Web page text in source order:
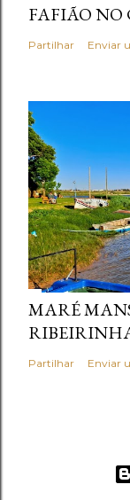
FAFIÃO NO
Partilhar Enviar
MARÉ
Partilhar Enviar